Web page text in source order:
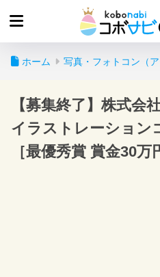
ホーム 写真・フォトコン（ア
【募集終了】株式会
イラストレーション
［最優秀賞 賞金30万